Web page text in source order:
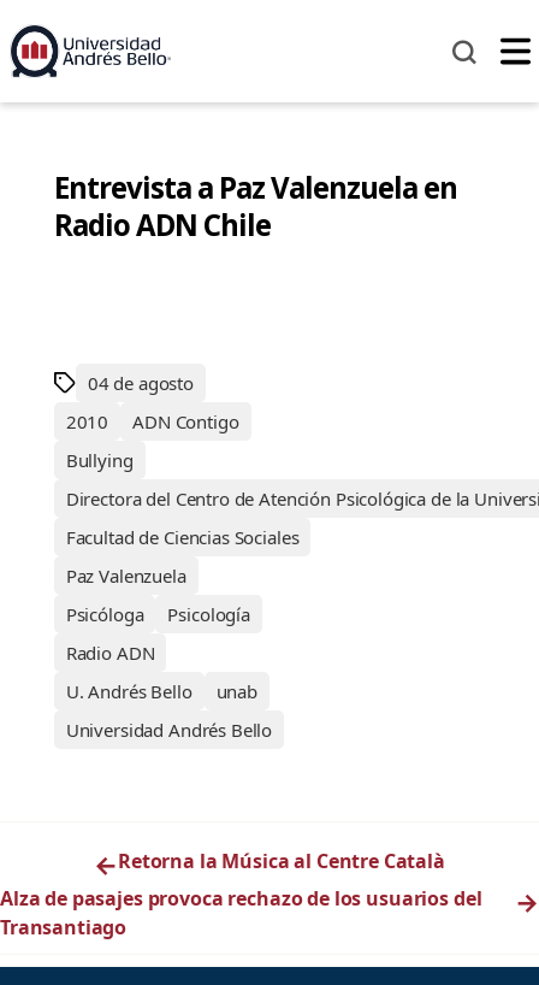
Entrevista a Paz Valenzuela en
Radio ADN Chile
04 de agosto
2010
ADN Contigo
Bullying
Directora del Centro de Atención Psicológica de la
Facultad de Ciencias Sociales
Paz Valenzuela
Psicóloga
Psicología
Radio ADN
U. Andrés Bello
unab
Universidad Andrés Bello
←Retorna la Música al Centre Català
Alza de pasajes provoca rechazo de los usuarios del
Transantiago
→